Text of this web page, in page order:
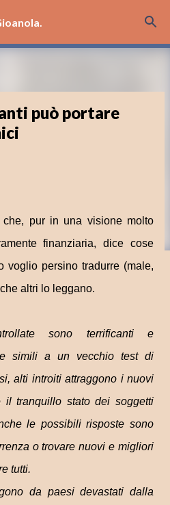
principali
può portare
che, pur in una visione molto
finanziaria, dice cose
voglio persino tradurre (male,
altri lo leggano.
sono terrificanti e
simili a un vecchio test di
alti introiti attraggono i nuovi
il tranquillo stato dei soggetti
le possibili risposte sono
o trovare nuovi e migliori
tutti.
da paesi devastati dalla